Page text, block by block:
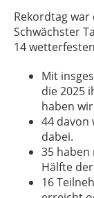
Rekordtag
Schwächster
14
Mit
die 2025
haben
44 davon
dabei.
35 haben
Hälfte
16